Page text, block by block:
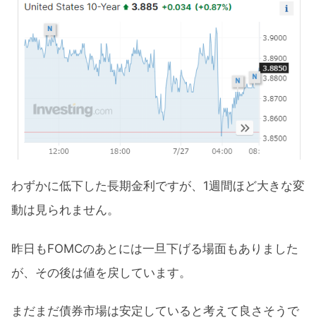
わずかに低下した長期金利ですが、1週間ほど大きな変
動は見られません。
昨日もFOMCのあとには一旦下げる場面もありました
が、その後は値を戻しています。
まだまだ債券市場は安定していると考えて良さそうで